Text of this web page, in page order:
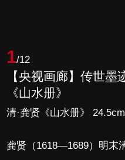
1/12
【央视画廊】传世
《山水册》
清·龚贤《山水册》
龚贤（1618—1689）明末